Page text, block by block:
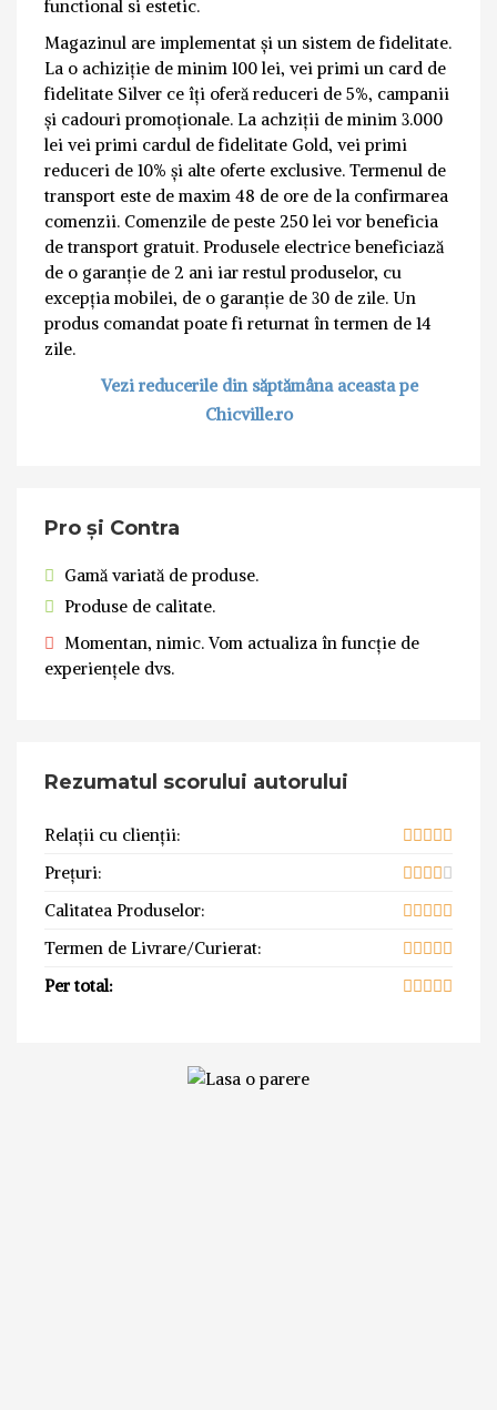
functional si estetic.
Magazinul are implementat și un sistem de fidelitate.
La o achiziție de minim 100 lei, vei primi un card de
fidelitate Silver ce îți oferă reduceri de 5%, campanii
și cadouri promoționale. La achziții de minim 3.000
lei vei primi cardul de fidelitate Gold, vei primi
reduceri de 10% și alte oferte exclusive. Termenul de
transport este de maxim 48 de ore de la confirmarea
comenzii. Comenzile de peste 250 lei vor beneficia
de transport gratuit. Produsele electrice beneficiază
de o garanție de 2 ani iar restul produselor, cu
excepția mobilei, de o garanție de 30 de zile. Un
produs comandat poate fi returnat în termen de 14
zile.
Vezi reducerile din săptămâna aceasta pe
Chicville.ro
Pro și Contra
Gamă variată de produse.
Produse de calitate.
Momentan, nimic. Vom actualiza în funcție de
experiențele dvs.
Rezumatul scorului autorului
Relații cu clienții:
Prețuri:
Calitatea Produselor:
Termen de Livrare/Curierat:
Per total: